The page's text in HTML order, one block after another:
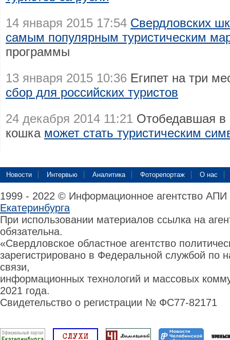
14 января 2015 17:54 Свердловских
самым популярным туристическим
программы
13 января 2015 10:36 Египет на три
сбор для российских туристов
24 декабря 2014 11:21 Отобедавшая в
кошка может стать туристическим
Новости Интервью Аналитика Фоторепортаж О нас
1999 - 2022 © Информационное агентство
Екатеринбурга
При использовании материалов ссылка на
обязательна.
«Свердловское областное агентство
зарегистрировано в Федеральной службой по
связи,
информационных технологий и массовых
2021 года.
Свидетельство о регистрации № ФС77-82171